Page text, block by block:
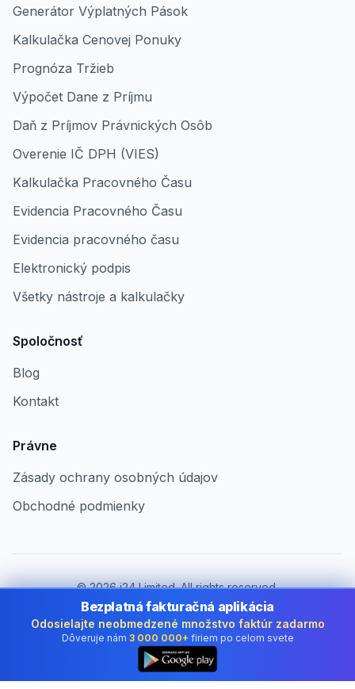
Generátor Výplatných Pások
Kalkulačka Cenovej Ponuky
Prognóza Tržieb
Výpočet Dane z Príjmu
Daň z Príjmov Právnických Osôb
Overenie IČ DPH (VIES)
Kalkulačka Pracovného Času
Evidencia Pracovného Času
Evidencia pracovného času
Elektronický podpis
Všetky nástroje a kalkulačky
Spoločnosť
Blog
Kontakt
Právne
Zásady ochrany osobných údajov
Obchodné podmienky
©2026i24 Limited. All rights reserved.
Pre firmy v Slovakia
Zmeniť krajinu:
Slovakia
Bezplatná fakturačná aplikácia
Odosielajte neobmedzené množstvo faktúr zadarmo
Dôveruje nám 3 000 000+ firiem po celom svete